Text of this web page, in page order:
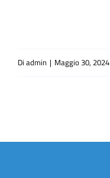
Di admin | Maggio 30, 2024